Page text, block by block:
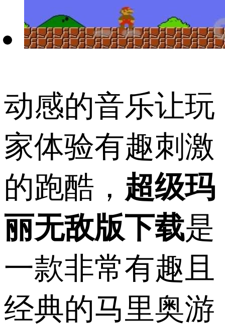
动感的音乐让玩
家体验有趣刺激
的跑酷， 超级玛
丽无敌版下载是
一款非常有趣且
经典的马里奥游